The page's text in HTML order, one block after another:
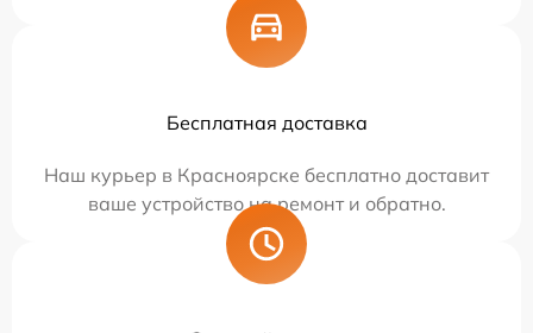
Бесплатная доставка
Наш курьер в Красноярске бесплатно доставит
ваше устройство на ремонт и обратно.